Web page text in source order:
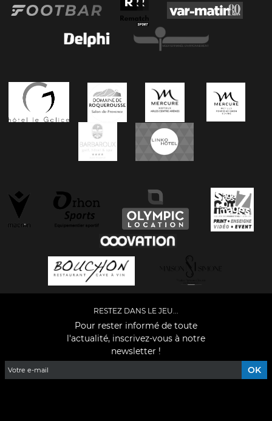
RESTEZ DANS LE JEU...
Pour rester informé de toute
l'actualité, inscrivez-vous à notre
newsletter !